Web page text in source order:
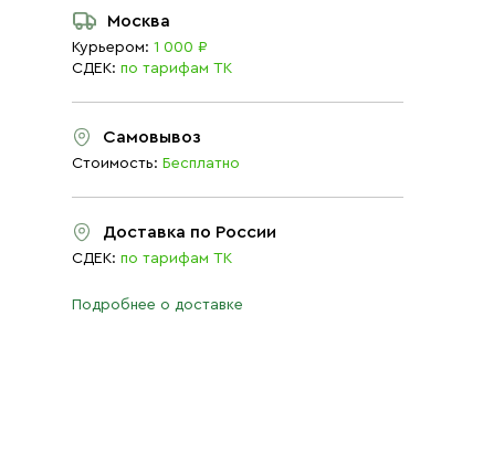
Москва
Курьером: 1 000 ₽
СДЕК: по тарифам ТК
Самовывоз
Стоимость: Бесплатно
Доставка по России
СДЕК: по тарифам ТК
Подробнее о доставке